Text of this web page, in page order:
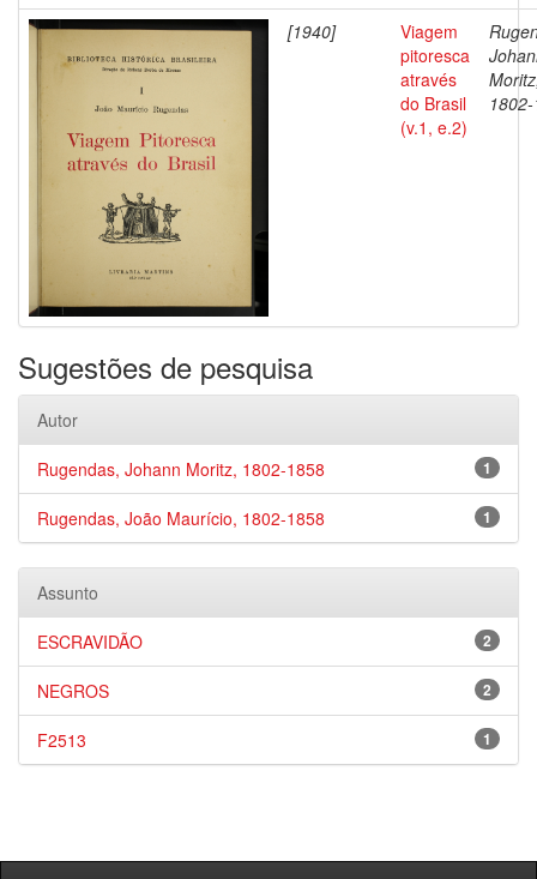
[1940]
Viagem
pitoresca
através
do Brasil
(v.1, e.2)
Sugestões de pesquisa
Autor
1
Rugendas, Johann Moritz, 1802-1858
1
Rugendas, João Maurício, 1802-1858
Assunto
2
ESCRAVIDÃO
2
NEGROS
1
F2513